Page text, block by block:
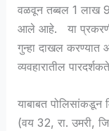
वळवून तब्बल 1 लाख
आले आहे. या प्रकरणी
गुन्हा दाखल करण्यात
व्यवहारातील
याबाबत पोलिसांकडून
(वय 32, रा. उमरी,